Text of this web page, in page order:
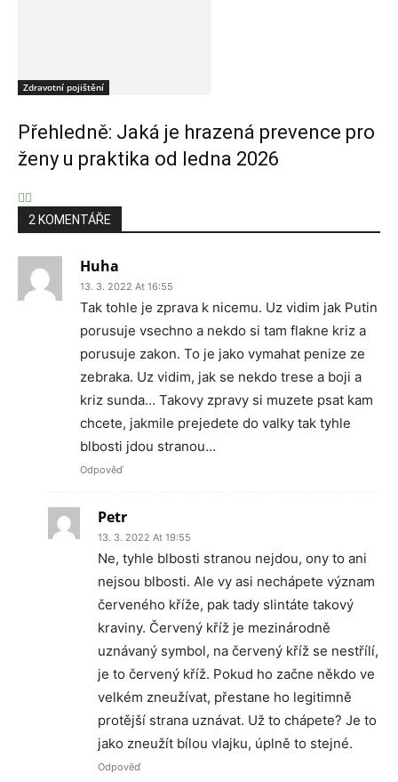
Zdravotní pojištění
Přehledně: Jaká je hrazená prevence pro
ženy u praktika od ledna 2026
2 KOMENTÁŘE
Huha
13. 3. 2022 At 16:55
Tak tohle je zprava k nicemu. Uz vidim jak Putin
porusuje vsechno a nekdo si tam flakne kriz a
porusuje zakon. To je jako vymahat penize ze
zebraka. Uz vidim, jak se nekdo trese a boji a
kriz sunda… Takovy zpravy si muzete psat kam
chcete, jakmile prejedete do valky tak tyhle
blbosti jdou stranou…
Odpověď
Petr
13. 3. 2022 At 19:55
Ne, tyhle blbosti stranou nejdou, ony to ani
nejsou blbosti. Ale vy asi nechápete význam
červeného kříže, pak tady slintáte takový
kraviny. Červený kříž je mezinárodně
uznávaný symbol, na červený kříž se nestřílí,
je to červený kříž. Pokud ho začne někdo ve
velkém zneužívat, přestane ho legitimně
protější strana uznávat. Už to chápete? Je to
jako zneužít bílou vlajku, úplně to stejné.
Odpověď